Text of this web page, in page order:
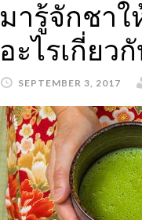
มารู้จักชา
อะไรเกี่ยว
SEPTEMBER 3, 2017